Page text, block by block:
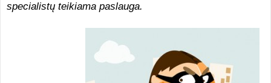
specialistų teikiama paslauga.